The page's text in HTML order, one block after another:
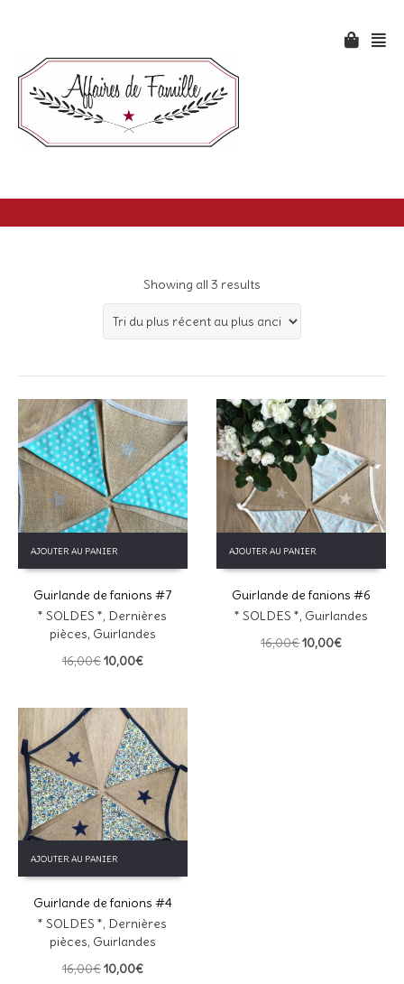
Showing all 3 results
AJOUTER AU PANIER
Guirlande de fanions #7
* SOLDES *, Dernières
pièces, Guirlandes
16,00€Le
était :
16,00€.
10,00€Le
est :
10,00€.
AJOUTER AU PANIER
Guirlande de fanions #6
* SOLDES *, Guirlandes
16,00€Le
10,00€Le
AJOUTER AU PANIER
Guirlande de fanions #4
* SOLDES *, Dernières
pièces, Guirlandes
16,00€Le
10,00€Le